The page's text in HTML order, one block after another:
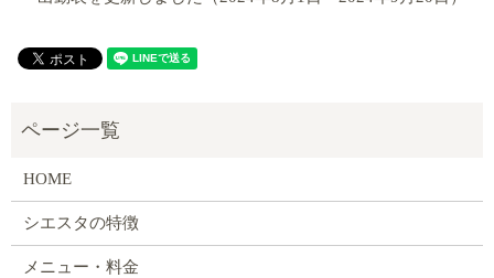
HOME
シエスタの特徴
メニュー・料金